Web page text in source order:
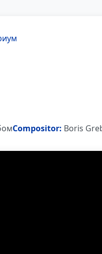
Compositor: Boris